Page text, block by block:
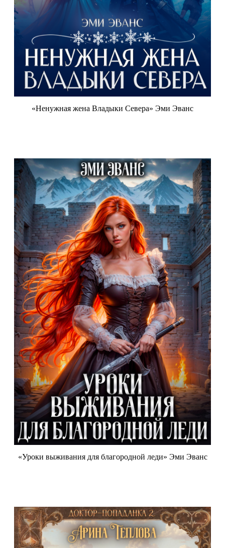
«Ненужная жена Владыки Севера» Эми Эванс
«Уроки выживания для благородной леди» Эми Эванс